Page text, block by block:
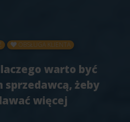
OBSŁUGA KLIENTA
warto być
sprzedawcą, żeby
więcej